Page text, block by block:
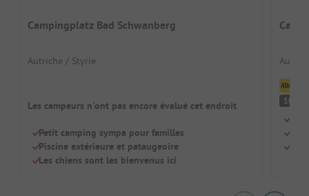
Campingplatz Bad Schwanberg
Autriche / Styrie
Les campeurs n'ont pas encore évalué cet endroit
Petit camping sympa pour familles
Piscine extérieure et pataugeoire
Les chiens sont les bienvenus ici
10